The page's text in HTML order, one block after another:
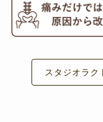
スタジオラク